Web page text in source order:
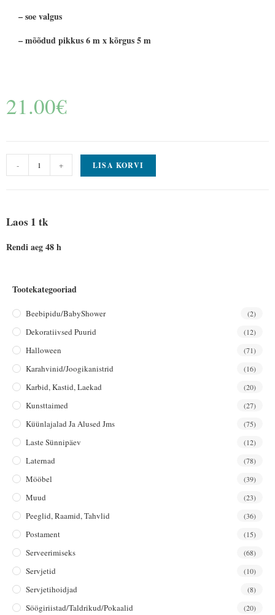
– soe valgus
– mõõdud pikkus 6 m x kõrgus 5 m
21.00€
- + LISA KORVI
Laos 1 tk
Rendi aeg 48 h
Tootekategooriad
Beebipidu/BabyShower (2)
Dekoratiivsed Puurid (12)
Halloween (71)
Karahvinid/joogikanistrid (16)
Karbid, Kastid, Laekad (20)
Kunsttaimed (27)
Küünlajalad Ja Alused Jms (75)
Laste Sünnipäev (12)
Laternad (78)
Mööbel (39)
Muud (23)
Peeglid, Raamid, Tahvlid (36)
Postament (15)
Serveerimiseks (68)
Servjetid (10)
Servjetihoidjad (8)
Söögiriistad/taldrikud/pokaalid (20)